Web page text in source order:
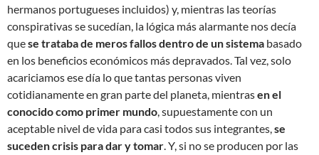
hermanos portugueses incluidos) y, mientras las teorías
conspirativas se sucedían, la lógica más alarmante nos decía
quese trataba de meros fallos dentro de un sistema basado
en los beneficios económicos más depravados. Tal vez, solo
acariciamos ese día lo que tantas personas viven
cotidianamente en gran parte del planeta, mientrasen el
conocido como primer mundo, supuestamente con un
aceptable nivel de vida para casi todos sus integrantes,se
suceden crisis para dar y tomar. Y, si no se producen por las